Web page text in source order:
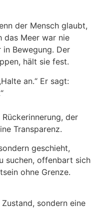
der Mensch glaubt,
das Meer war nie
Bewegung. Der
hält sie fest.
an.“ Er sagt:
der
Transparenz.
geschieht,
suchen, offenbart sich
ohne Grenze.
Zustand, sondern eine